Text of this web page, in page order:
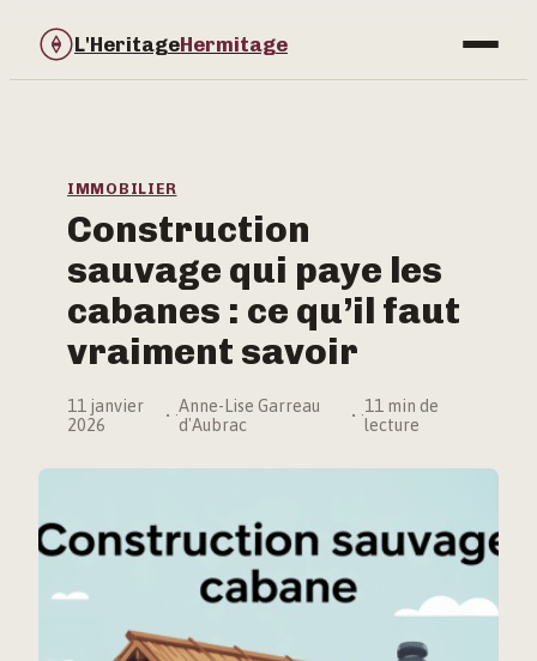
L'HeritageHermitage
Immobilier
Jardinage
Maison & Déco
IMMOBILIER
Construction
sauvage qui paye les
cabanes : ce qu’il faut
vraiment savoir
11 janvier
2026
·Anne-Lise Garreau
d'Aubrac
·11 min de
lecture